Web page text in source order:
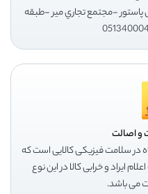
-مجتمع تجاري مير -طبقه
و اصالت
سلامت فیزیکی کالایی است که
و خرابی کالا در این نوع